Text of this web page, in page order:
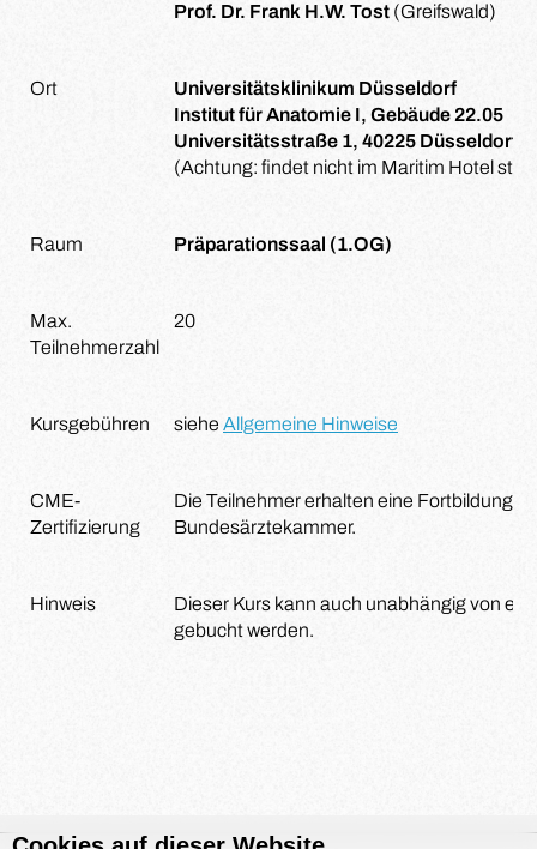
Prof. Dr. Frank H.W. Tost (Greifswald)
Ort
Universitätsklinikum Düsseldorf
Institut für Anatomie I, Gebäude 22.05
Universitätsstraße 1, 40225 Düsseldorf
(Achtung: findet nicht im Maritim Hotel
Raum Präparationssaal (1.OG)
Max.
Teilnehmerzahl
20
Kursgebühren siehe Allgemeine Hinweise
CME-
Zertifizierung
Die Teilnehmer erhalten eine
Bundesärztekammer.
Hinweis
Dieser Kurs kann auch unabhängig von
gebucht werden.